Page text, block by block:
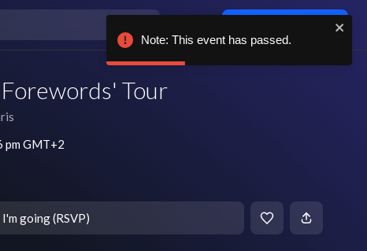
Tour
pm GMT+2
I'm going (RSVP)
Note: This event has passed.